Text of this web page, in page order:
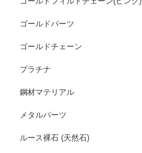
ゴールドパーツ
ゴールドチェーン
プラチナ
鋼材マテリアル
メタルパーツ
ルース裸石 (天然石)